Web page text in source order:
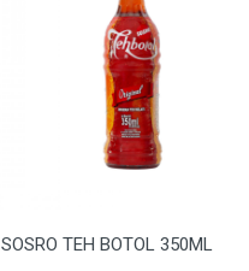
SOSRO TEH BOTOL 350ML